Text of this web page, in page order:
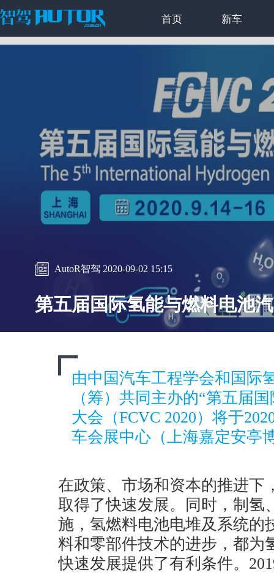
首页 新车
AutoR智驾 2020-09-02 15:15
第五届国际氢能与燃料电池
由中国汽车工程学会和国际
（筹）共同主办的“第五届
大会（FCVC 2020）将于
车会展中心（上海嘉定安亭
在政策、市场和资本的推进下
取得了快速发展。同时，制氢
施，氢燃料电池电堆及系统的
料和零部件技术的进步，都为
快速发展提供了有利条件。